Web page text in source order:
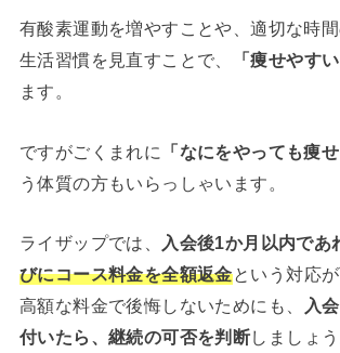
有酸素運動を増やすことや、適切な時
生活習慣を見直すことで、
「痩せやす
ます。
ですがごくまれに 「なにをやっても痩
う体質の方もいらっしゃいます。
ライザップでは、 入会後1か月以内であ
びにコース料金を全額返金という対応が
高額な料金で後悔しないためにも、
入
付いたら、継続の可否を判断しましょう